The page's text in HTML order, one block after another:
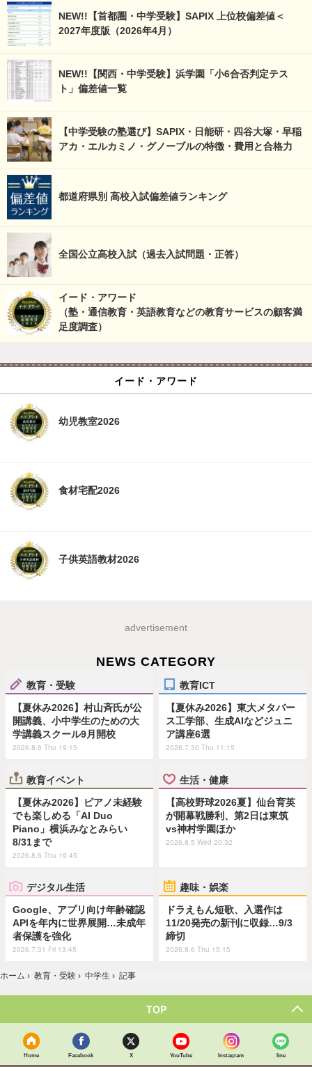
NEW!!【首都圏・中学受験】SAPIX 上位校偏差値＜
2027年度版（2026年4月）
NEW!!【関西・中学受験】浜学園「小6合否判定テス
ト」偏差値一覧
【中学受験の塾選び】SAPIX・日能研・四谷大塚・早稲
アカ・エルカミノ・グノーブルの特徴・費用と合格力
都道府県別 高校入試偏差値ランキング
全国公立高校入試（過去入試問題・正答）
イード・アワード
（塾・通信教育・英語教育などの教育サービスの顧客満
足度調査）
イード・アワード
幼児教室2026
食材宅配2026
子供英語教材2026
advertisement
NEWS CATEGORY
教育・受験
【夏休み2026】村山斉氏が公
開講義、小中学生のための大
学講義スクール9月開校
2026.8.6 Thu 19:15
教育ICT
【夏休み2026】東大メタバー
ス工学部、生成AIなどジュニ
ア講座6選
2026.7.30 Thu 11:15
教育イベント
【夏休み2026】ピアノ未経験
でも楽しめる「AI Duo
Piano」横浜みなとみらい
8/31まで
2026.8.6 Thu 19:45
生活・健康
【高校野球2026夏】仙台育英
が開幕戦勝利、第2日は東筑
vs神村学園ほか
2026.8.5 Wed 20:32
デジタル生活
Google、アプリ向け年齢確認
APIを年内に世界展開…未成年
者保護を強化
2026.7.31 Fri 13:45
趣味・娯楽
ドラえもん短歌、入選作は
11/20発売の新刊に収録…9/3
締切
2026.8.6 Thu 15:15
ホーム › 教育・受験 › 中学生 › 記事
TOP
Home Facebook X YouTube Instagram line